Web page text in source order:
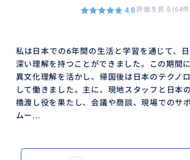
4.8評価を見る(64
私は日本での6年間の生活と学習を通じて、
深い理解を持つことができました。この期間
異文化理解を活かし、帰国後は日本のテクノ
して働きました。主に、現地スタッフと日本
橋渡し役を果たし、会議や商談、現場でのサ
ムー...